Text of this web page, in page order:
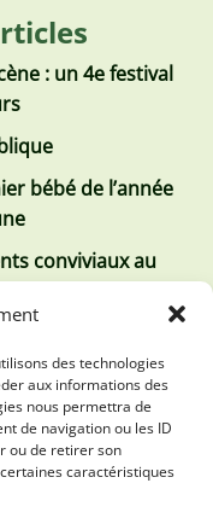
des technologies
aux informations des
nous permettra de
de navigation ou les ID
ou de retirer son
caractéristiques
: un 4e festival
bébé de l’année
conviviaux au
rendus
2026
avril 2026